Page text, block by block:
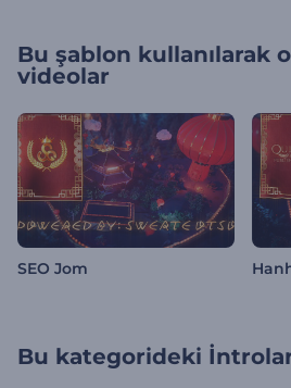
Bu şablon kullanılarak
videolar
SEO Jom
Bu kategorideki